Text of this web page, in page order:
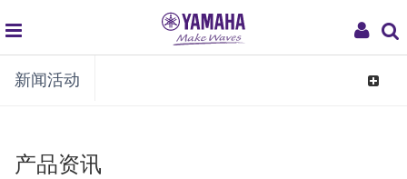
My
global
navigation
新闻活动
Toggle
产品资讯